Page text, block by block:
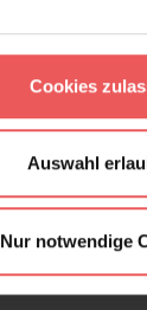
Cookies
Auswahl
Nur notwendige